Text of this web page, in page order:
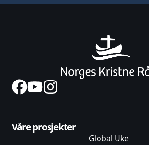
Våre prosjekter
Global Uke